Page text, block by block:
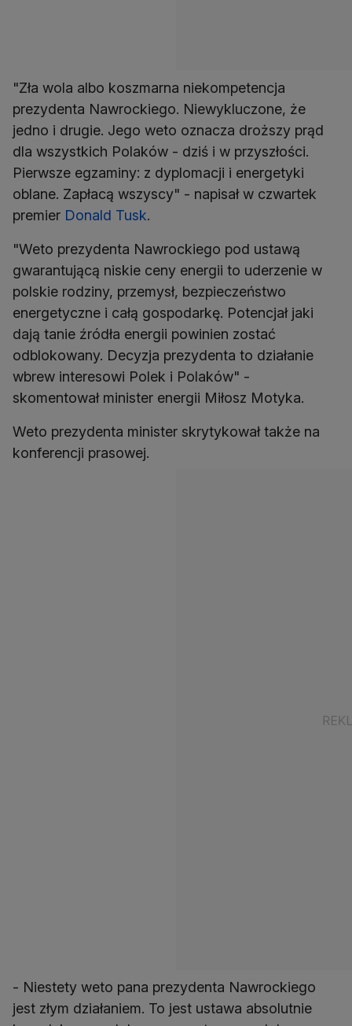
"Zła wola albo koszmarna niekompetencja
prezydenta Nawrockiego. Niewykluczone, że
jedno i drugie. Jego weto oznacza droższy prąd
dla wszystkich Polaków - dziś i w przyszłości.
Pierwsze egzaminy: z dyplomacji i energetyki
oblane. Zapłacą wszyscy" - napisał w czwartek
premier Donald Tusk.
"Weto prezydenta Nawrockiego pod ustawą
gwarantującą niskie ceny energii to uderzenie w
polskie rodziny, przemysł, bezpieczeństwo
energetyczne i całą gospodarkę. Potencjał jaki
dają tanie źródła energii powinien zostać
odblokowany. Decyzja prezydenta to działanie
wbrew interesowi Polek i Polaków" -
skomentował minister energii Miłosz Motyka.
Weto prezydenta minister skrytykował także na
konferencji prasowej.
- Niestety weto pana prezydenta Nawrockiego
jest złym działaniem. To jest ustawa absolutnie